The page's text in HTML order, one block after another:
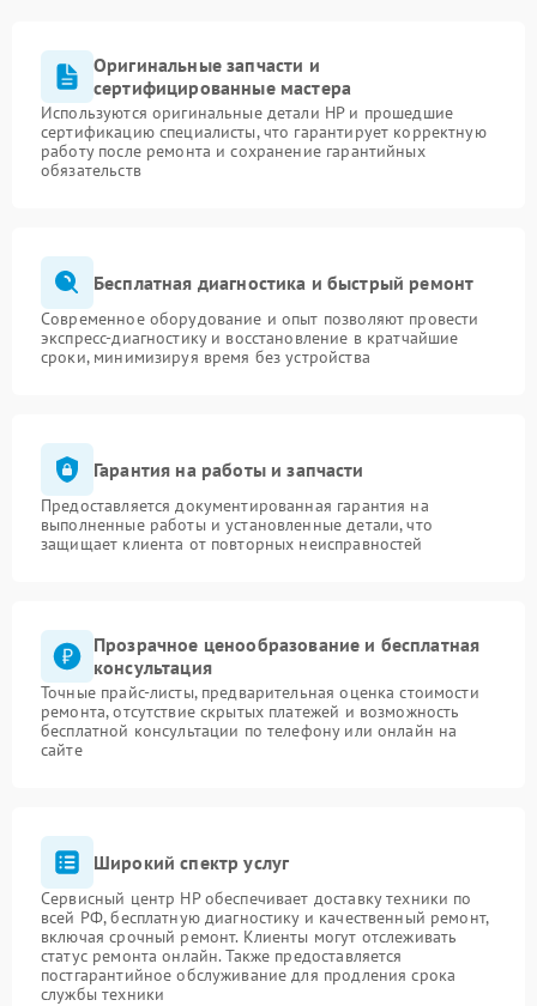
Оригинальные запчасти и
сертифицированные мастера
Используются оригинальные детали HP и прошедшие
сертификацию специалисты, что гарантирует корректную
работу после ремонта и сохранение гарантийных
обязательств
Бесплатная диагностика и быстрый ремонт
Современное оборудование и опыт позволяют провести
экспресс-диагностику и восстановление в кратчайшие
сроки, минимизируя время без устройства
Гарантия на работы и запчасти
Предоставляется документированная гарантия на
выполненные работы и установленные детали, что
защищает клиента от повторных неисправностей
Прозрачное ценообразование и бесплатная
консультация
Точные прайс-листы, предварительная оценка стоимости
ремонта, отсутствие скрытых платежей и возможность
бесплатной консультации по телефону или онлайн на
сайте
Широкий спектр услуг
Сервисный центр HP обеспечивает доставку техники по
всей РФ, бесплатную диагностику и качественный ремонт,
включая срочный ремонт. Клиенты могут отслеживать
статус ремонта онлайн. Также предоставляется
постгарантийное обслуживание для продления срока
службы техники